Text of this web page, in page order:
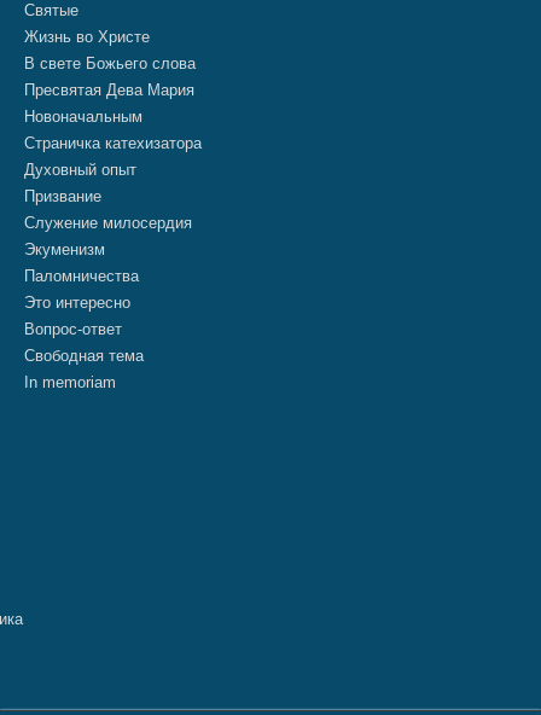
Святые
Жизнь во Христе
В свете Божьего слова
Пресвятая Дева Мария
Новоначальным
Страничка катехизатора
Духовный опыт
Призвание
Служение милосердия
Экуменизм
Паломничества
Это интересно
Вопрос-ответ
Свободная тема
In memoriam